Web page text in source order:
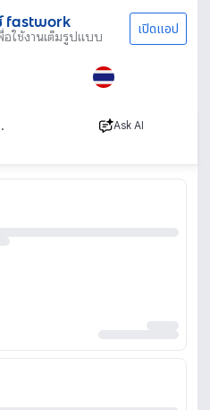
fastwork
อใช้งานเต็มรูปแบบ เปิดแอป
Ask AI
ม